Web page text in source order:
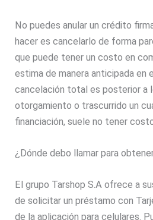
No puedes anular un crédito
hacer es cancelarlo de forma
que puede tener un costo en
estima de manera anticipada en
cancelación total es posterior a
otorgamiento o trascurrido un
financiación, suele no tener
¿Dónde debo llamar para
El grupo Tarshop S.A ofrece a
de solicitar un préstamo con
de la aplicación para celulares.